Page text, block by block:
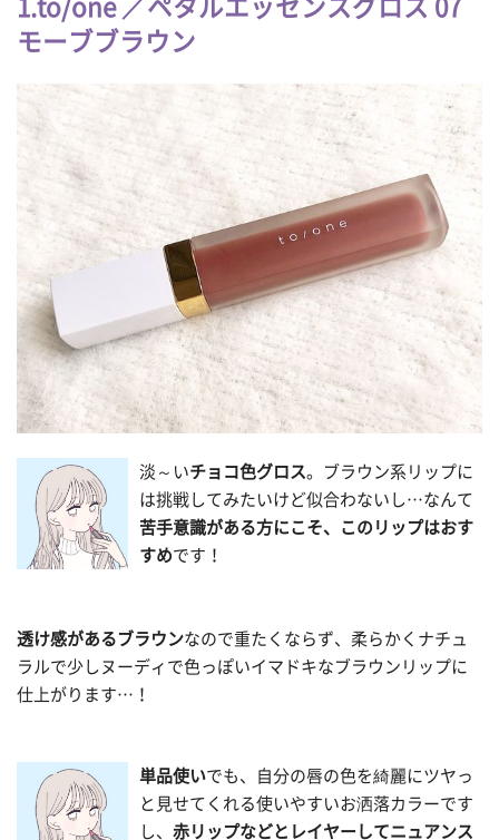
1.to/one ／ペタルエッセンスグロス 07
モーブブラウン
淡～いチョコ色グロス。ブラウン系リップに
は挑戦してみたいけど似合わないし…なんて
苦手意識がある方にこそ、このリップはおす
すめです！
透け感があるブラウンなので重たくならず、柔らかくナチュ
ラルで少しヌーディで色っぽいイマドキなブラウンリップに
仕上がります…！
単品使いでも、自分の唇の色を綺麗にツヤっ
と見せてくれる使いやすいお洒落カラーです
し、 赤リップなどとレイヤーしてニュアンス